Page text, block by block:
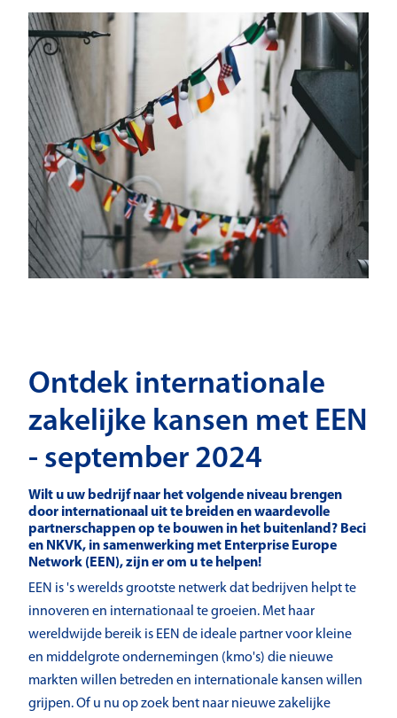
Ontdek internationale
zakelijke kansen met EEN
- september 2024
Wilt u uw bedrijf naar het volgende niveau brengen
door internationaal uit te breiden en waardevolle
partnerschappen op te bouwen in het buitenland? Beci
en NKVK, in samenwerking met Enterprise Europe
Network (EEN), zijn er om u te helpen!
EEN is 's werelds grootste netwerk dat bedrijven helpt te
innoveren en internationaal te groeien. Met haar
wereldwijde bereik is EEN de ideale partner voor kleine
en middelgrote ondernemingen (kmo's) die nieuwe
markten willen betreden en internationale kansen willen
grijpen. Of u nu op zoek bent naar nieuwe zakelijke